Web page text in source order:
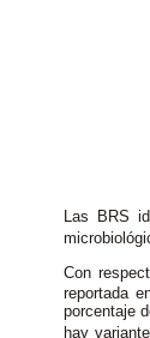
N.I.:
Las BRS
Con
reportada
porcentaje
hay